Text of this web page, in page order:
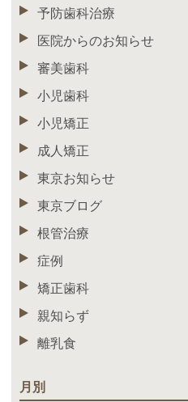
予防歯科治療
医院からのお知らせ
審美歯科
小児歯科
小児矯正
成人矯正
東京お知らせ
東京ブログ
根管治療
症例
矯正歯科
親知らず
離乳食
月別